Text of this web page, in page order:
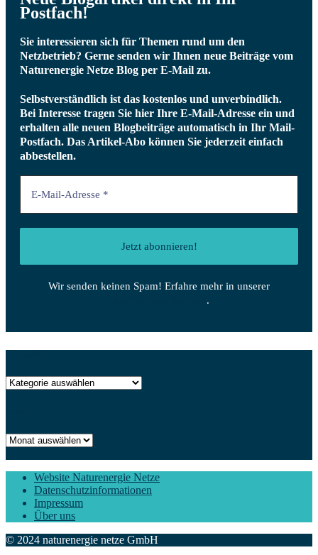
Postfach!
Sie interessieren sich für Themen rund um den
Netzbetrieb? Gerne senden wir Ihnen neue Beiträge vom
Naturenergie Netze Blog per E-Mail zu.
Selbstverständlich ist das kostenlos und unverbindlich.
Bei Interesse tragen Sie hier Ihre E-Mail-Adresse ein und
erhalten alle neuen Blogbeiträge automatisch in Ihr Mail-
Postfach. Das Artikel-Abo können Sie jederzeit einfach
abbestellen.
Wir senden keinen Spam! Erfahre mehr in unserer
.
Kategorien
Archiv
Website Naturenergie Netze
Datenschutzinformationen
Impressum
Über uns
© 2024 naturenergie netze GmbH